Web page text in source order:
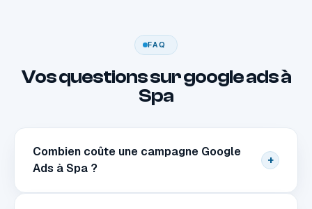
FAQ
Vos questions sur google ads à
Spa
Combien coûte une campagne Google
Ads à Spa ?
+